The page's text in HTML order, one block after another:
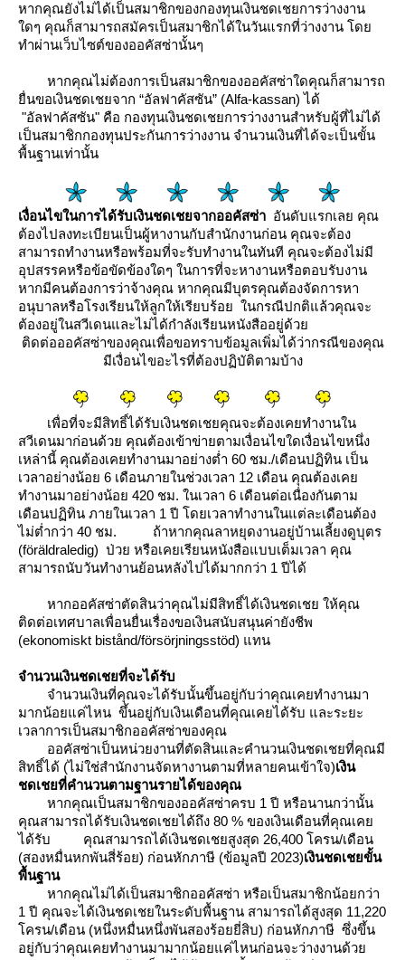
หากคุณยังไม่ได้เป็นสมาชิกของกองทุนเงินชดเชยการว่างงาน
ดๆ คุณก็สามารถสมัครเป็นสมาชิกได้ในวันแรกที่ว่างงาน โด
ทำผ่านเว็บไซต์ของออคัสซ่านั้นๆ
หากคุณไม่ต้องการเป็นสมาชิกของออคัสซ่าใดคุณก็สามารถ
ื่นขอเงินชดเชยจาก “อัลฟาคัสซัน” (Alfa-kassan) ได้
"อัลฟาคัสซัน" คือ กองทุนเงินชดเชยการว่างงานสำหรับผู้ที่ไม่ได้
เป็นสมาชิกกองทุนประกันการว่างงาน จำนวนเงินที่ได้จะเป็นขั้น
พื้นฐานเท่านั้น
เงื่อนไขในการได้รับเงินชดเชยจากออคัสซ่า อันดับแรกเลย คุณ
ต้องไปลงทะเบียนเป็นผู้หางานกับสำนักงานก่อน คุณจะต้อง
สามารถทำงานหรือพร้อมที่จะรับทำงานในทันที คุณจะต้องไม่มี
อุปสรรคหรือข้อขัดข้องใดๆ ในการที่จะหางานหรือตอบรับงาน
หากมีคนต้องการว่าจ้างคุณ หากคุณมีบุตรคุณต้องจัดการหา
อนุบาลหรือโรงเรียนให้ลูกให้เรียบร้อ นกรณีปกติแล้วคุณจะ
ต้องอยู่ในสวีเดนและไม่ได้กำลังเรียนหนังสืออยู่ด้ว
ติดต่อออคัสซ่าของคุณเพื่อขอทราบข้อมูลเพิ่มได้ว่ากรณีของคุณ
มีเงื่อนไขอะไรที่ต้องปฏิบัติตามบ้าง
เพื่อที่จะมีสิทธิ์ได้รับเงินชดเชยคุณจะต้องเคยทำงานใน
สวีเดนมาก่อนด้วย คุณต้องเข้าข่ายตามเงื่อนไขใดเงื่อนไขหนึ่ง
เหล่านี้ คุณต้องเคยทำงานมาอย่างต่ำ 60 ชม./เดือนปฏิทิน เป็น
เวลาอย่างน้อย 6 เดือนภายในช่วงเวลา 12 เดือน คุณต้องเค
ทำงานมาอย่างน้อย 420 ชม. ในเวลา 6 เดือนต่อเนื่องกันตาม
เดือนปฏิทิน ภายในเวลา 1 ปี โดยเวลาทำงานในแต่ละเดือนต้อง
ไม่ต่ำกว่า 40 ชม.
ถ้าหากคุณลาหยุดงานอยู่บ้านเลี้ยงดูบุตร
(föräldraledig) ป่วย หรือเคยเรียนหนังสือแบบเต็มเวลา คุณ
สามารถนับวันทำงานย้อนหลังไปได้มากกว่า 1 ปีได้
หากออคัสซ่าตัดสินว่าคุณไม่มีสิทธิ์ได้เงินชดเชย ให้คุณ
ติดต่อเทศบาลเพื่อนยื่นเรื่องขอเงินสนับสนุนค่ายังชีพ
(ekonomiskt bistånd/försörjningsstöd) แทน
จำนวนเงินชดเชยที่จะได้รับ
จำนวนเงินที่คุณจะได้รับนั้นขึ้นอยู่กับว่าคุณเคยทำงานมา
มากน้อยแค่ไหน ขึ้นอยู่กับเงินเดือนที่คุณเคยได้รับ และระยะ
เวลาการเป็นสมาชิกออคัสซ่าของคุณ
ออคัสซ่าเป็นหน่วยงานที่ตัดสินและคำนวนเงินชดเชยที่คุณมี
สิทธิ์ได้ (ไม่ใช่สำนักงานจัดหางานตามที่หลายคนเข้าใจ)เงิน
ชดเชยที่คำนวนตามฐานรายได้ของคุณ
หากคุณเป็นสมาชิกของออคัสซ่าครบ 1 ปี หรือนานกว่านั้น
คุณสามารถได้รับเงินชดเชยได้ถึง 80 % ของเงินเดือนที่คุณเค
ได้รับ
คุณสามารถได้เงินชดเชยสูงสุด 26,400 โครน/เดือน
(สองหมื่นหกพันสี่ร้อย) ก่อนหักภาษี (ข้อมูลปี 2023)เงินชดเชยขั้น
พื้นฐาน
หากคุณไม่ได้เป็นสมาชิกออคัสซ่า หรือเป็นสมาชิกน้อยกว่า
1 ปี คุณจะได้เงินชดเชยในระดับพื้นฐาน สามารถได้สูงสุด 11,220
ครน/เดือน (หนึ่งหมื่นหนึ่งพันสองร้อยยี่สิบ) ก่อนหักภาษี ซึ่งขึ้น
อยู่กับว่าคุณเคยทำงานมามากน้อยแค่ไหนก่อนจะว่างงานด้ว